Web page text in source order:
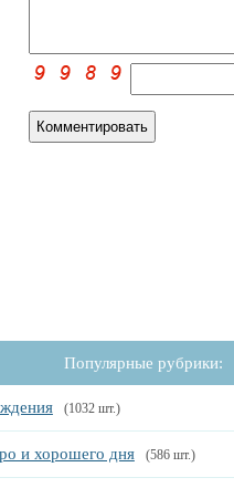
Популярные рубрики:
(1032 шт.)
и хорошего дня (586 шт.)